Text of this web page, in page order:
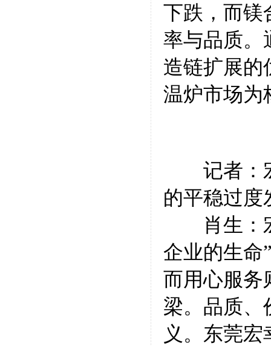
下跌，而镁
率与品质。
造链扩展的
温炉市场为
记者：
的平稳过度
肖生：宏
企业的生命
而用心服务
梁。品质、
义。东莞